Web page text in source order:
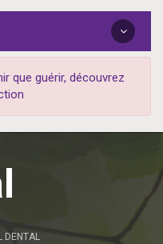
que guérir, découvrez
DENTAL